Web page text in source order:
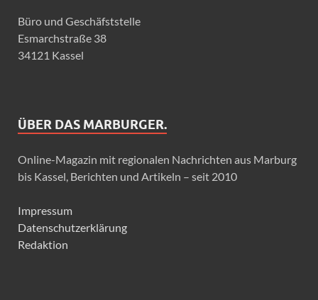
Büro und Geschäfststelle
Esmarchstraße 38
34121 Kassel
ÜBER DAS MARBURGER.
Online-Magazin mit regionalen Nachrichten aus Marburg
bis Kassel, Berichten und Artikeln – seit 2010
Impressum
Datenschutzerklärung
Redaktion